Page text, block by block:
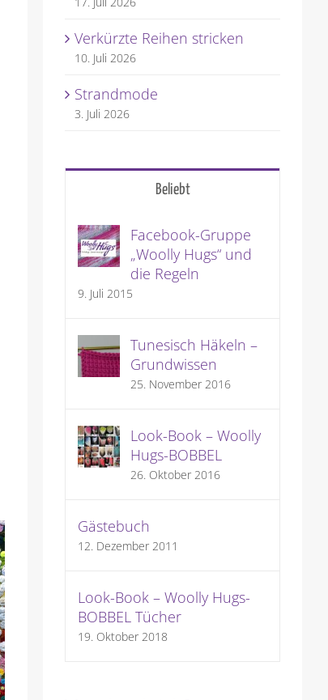
Verkürzte Reihen stricken
10. Juli 2026
Strandmode
3. Juli 2026
Beliebt
Facebook-Gruppe
„Woolly Hugs“ und
die Regeln
9. Juli 2015
Tunesisch Häkeln –
Grundwissen
25. November 2016
Look-Book – Woolly
Hugs-BOBBEL
26. Oktober 2016
Gästebuch
12. Dezember 2011
Look-Book – Woolly Hugs-
BOBBEL Tücher
19. Oktober 2018